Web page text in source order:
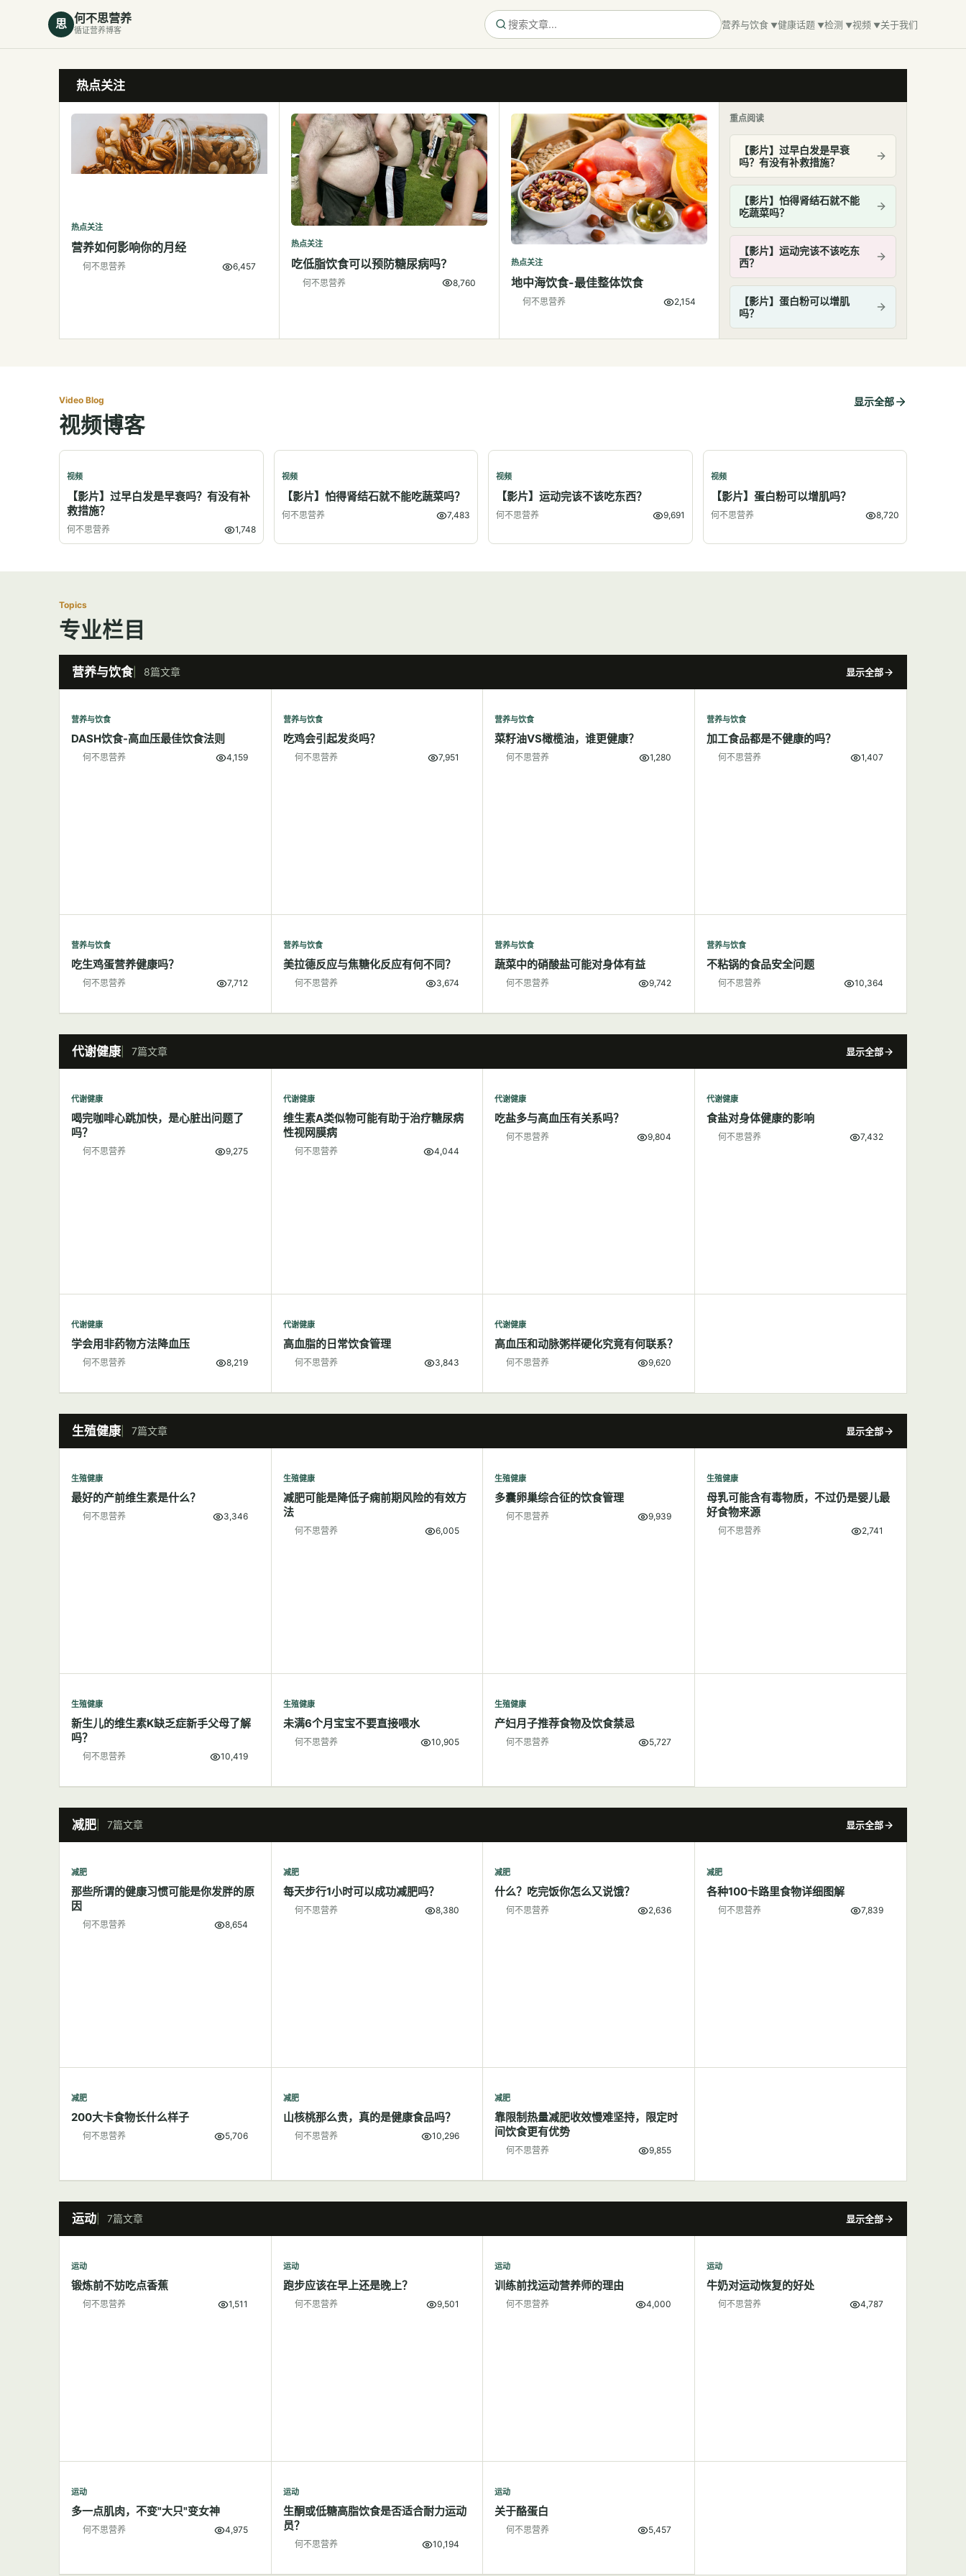
思 何不思营养
循证营养博客 营养与饮食 健康话题 检测 视频 关于我们
热点关注
热点关注
营养如何影响你的月经
何不思营养 6,457
热点关注
吃低脂饮食可以预防糖尿病吗？
何不思营养 8,760
热点关注
地中海饮食-最佳整体饮食
何不思营养 2,154
重点阅读
【影片】过早白发是早衰
吗？有没有补救措施？
【影片】怕得肾结石就不能
吃蔬菜吗？
【影片】运动完该不该吃东
西？
【影片】蛋白粉可以增肌
吗？
Video Blog
视频博客
显示全部
视频
【影片】过早白发是早衰吗？有没有补
救措施？
何不思营养 1,748
视频
【影片】怕得肾结石就不能吃蔬菜吗？
何不思营养 7,483
视频
【影片】运动完该不该吃东西？
何不思营养 9,691
视频
【影片】蛋白粉可以增肌吗？
何不思营养 8,720
Topics
专业栏目
营养与饮食 8篇文章 显示全部
营养与饮食
DASH饮食-高血压最佳饮食法则
何不思营养 4,159
营养与饮食
吃鸡会引起发炎吗？
何不思营养 7,951
营养与饮食
菜籽油VS橄榄油，谁更健康？
何不思营养 1,280
营养与饮食
加工食品都是不健康的吗？
何不思营养 1,407
营养与饮食
吃生鸡蛋营养健康吗？
何不思营养 7,712
营养与饮食
美拉德反应与焦糖化反应有何不同？
何不思营养 3,674
营养与饮食
蔬菜中的硝酸盐可能对身体有益
何不思营养 9,742
营养与饮食
不粘锅的食品安全问题
何不思营养 10,364
代谢健康 7篇文章 显示全部
代谢健康
喝完咖啡心跳加快，是心脏出问题了
吗？
何不思营养 9,275
代谢健康
维生素A类似物可能有助于治疗糖尿病
性视网膜病
何不思营养 4,044
代谢健康
吃盐多与高血压有关系吗？
何不思营养 9,804
代谢健康
食盐对身体健康的影响
何不思营养 7,432
代谢健康
学会用非药物方法降血压
何不思营养 8,219
代谢健康
高血脂的日常饮食管理
何不思营养 3,843
代谢健康
高血压和动脉粥样硬化究竟有何联系？
何不思营养 9,620
生殖健康 7篇文章 显示全部
生殖健康
最好的产前维生素是什么？
何不思营养 3,346
生殖健康
减肥可能是降低子痫前期风险的有效方
法
何不思营养 6,005
生殖健康
多囊卵巢综合征的饮食管理
何不思营养 9,939
生殖健康
母乳可能含有毒物质，不过仍是婴儿最
好食物来源
何不思营养 2,741
生殖健康
新生儿的维生素K缺乏症新手父母了解
吗？
何不思营养 10,419
生殖健康
未满6个月宝宝不要直接喂水
何不思营养 10,905
生殖健康
产妇月子推荐食物及饮食禁忌
何不思营养 5,727
减肥 7篇文章 显示全部
减肥
那些所谓的健康习惯可能是你发胖的原
因
何不思营养 8,654
减肥
每天步行1小时可以成功减肥吗？
何不思营养 8,380
减肥
什么？吃完饭你怎么又说饿？
何不思营养 2,636
减肥
各种100卡路里食物详细图解
何不思营养 7,839
减肥
200大卡食物长什么样子
何不思营养 5,706
减肥
山核桃那么贵，真的是健康食品吗？
何不思营养 10,296
减肥
靠限制热量减肥收效慢难坚持，限定时
间饮食更有优势
何不思营养 9,855
运动 7篇文章 显示全部
运动
锻炼前不妨吃点香蕉
何不思营养 1,511
运动
跑步应该在早上还是晚上？
何不思营养 9,501
运动
训练前找运动营养师的理由
何不思营养 4,000
运动
牛奶对运动恢复的好处
何不思营养 4,787
运动
多一点肌肉，不变"大只"变女神
何不思营养 4,975
运动
生酮或低糖高脂饮食是否适合耐力运动
员？
何不思营养 10,194
运动
关于酪蛋白
何不思营养 5,457